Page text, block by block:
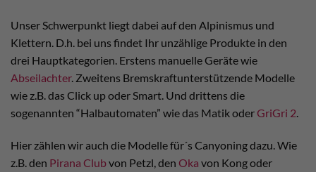
Unser Schwerpunkt liegt dabei auf den Alpinismus und
Klettern. D.h. bei uns findet Ihr unzählige Produkte in den
drei Hauptkategorien. Erstens manuelle Geräte wie
Abseilachter. Zweitens Bremskraftunterstützende Modelle
wie z.B. das Click up oder Smart. Und drittens die
sogenannten “Halbautomaten” wie das Matik oderGriGri 2
Hier zählen wir auch die Modelle für´s Canyoning dazu. Wie
z.B. den Pirana Clubvon Petzl, den Oka von Kong oder